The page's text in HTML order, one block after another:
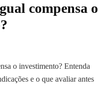
compensa o
o investimento? Entenda
e o que avaliar antes